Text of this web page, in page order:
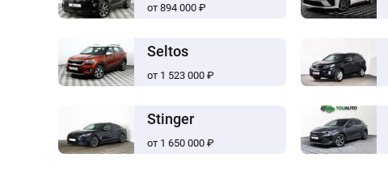
от 894 000 ₽
Seltos
от 1 523 000 ₽
Stinger
от 1 650 000 ₽